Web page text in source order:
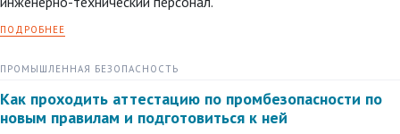
ПОДРОБНЕЕ
ПРОМЫШЛЕННАЯ БЕЗОПАСНОСТЬ
Как проходить аттестацию по промбезопасности по
новым правилам и подготовиться к ней